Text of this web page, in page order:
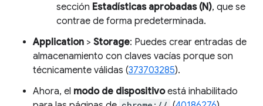
sección Estadísticas aprobadas (N), que se
contrae de forma predeterminada.
Application > Storage: Puedes crear entradas de
almacenamiento con claves vacías porque son
técnicamente válidas (373703285).
Ahora, el modo de dispositivoestá inhabilitado